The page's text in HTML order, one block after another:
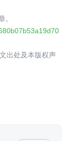
。
出处及本版权声